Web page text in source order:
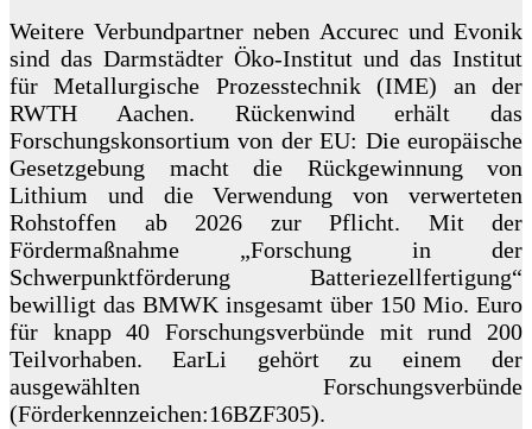
Weitere Verbundpartner neben Accurec und Evonik
sind das Darmstädter Öko-Institut und das Institut
für Metallurgische Prozesstechnik (IME) an der
RWTH Aachen. Rückenwind erhält das
Forschungskonsortium von der EU: Die europäische
Gesetzgebung macht die Rückgewinnung von
Lithium und die Verwendung von verwerteten
Rohstoffen ab 2026 zur Pflicht. Mit der
Fördermaßnahme „Forschung in der
Schwerpunktförderung Batteriezellfertigung“
bewilligt das BMWK insgesamt über 150 Mio. Euro
für knapp 40 Forschungsverbünde mit rund 200
Teilvorhaben. EarLi gehört zu einem der
ausgewählten Forschungsverbünde
(Förderkennzeichen:16BZF305).